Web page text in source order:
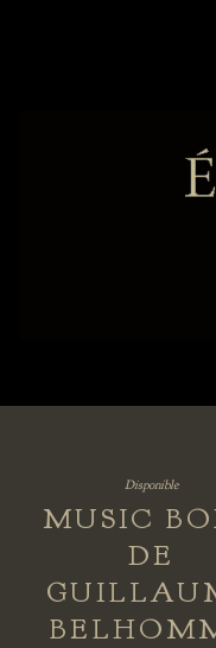
MUSIC
DE
Disponible